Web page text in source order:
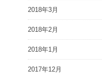
2018年3月
2018年2月
2018年1月
2017年12月